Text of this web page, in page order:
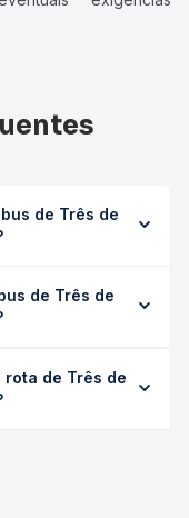
de Três de
variar
desejada.
de Três de
R$ 416,19 e varia
o tipo de poltrona
rota de Três de